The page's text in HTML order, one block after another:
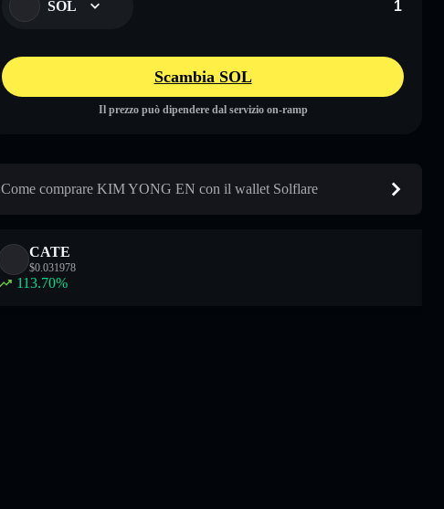
SOL
Scambia SOL
Il prezzo può dipendere dal servizio on-ramp
Come comprare KIM YONG EN con il wallet Solflare
CATE
$0.031978
113.70%